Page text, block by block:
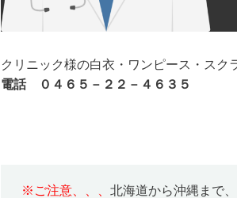
クリニック様の白衣・ワンピース・スク
電話 ０４６５－２２－４６３５
※ご注意、、、 北海道から沖縄まで